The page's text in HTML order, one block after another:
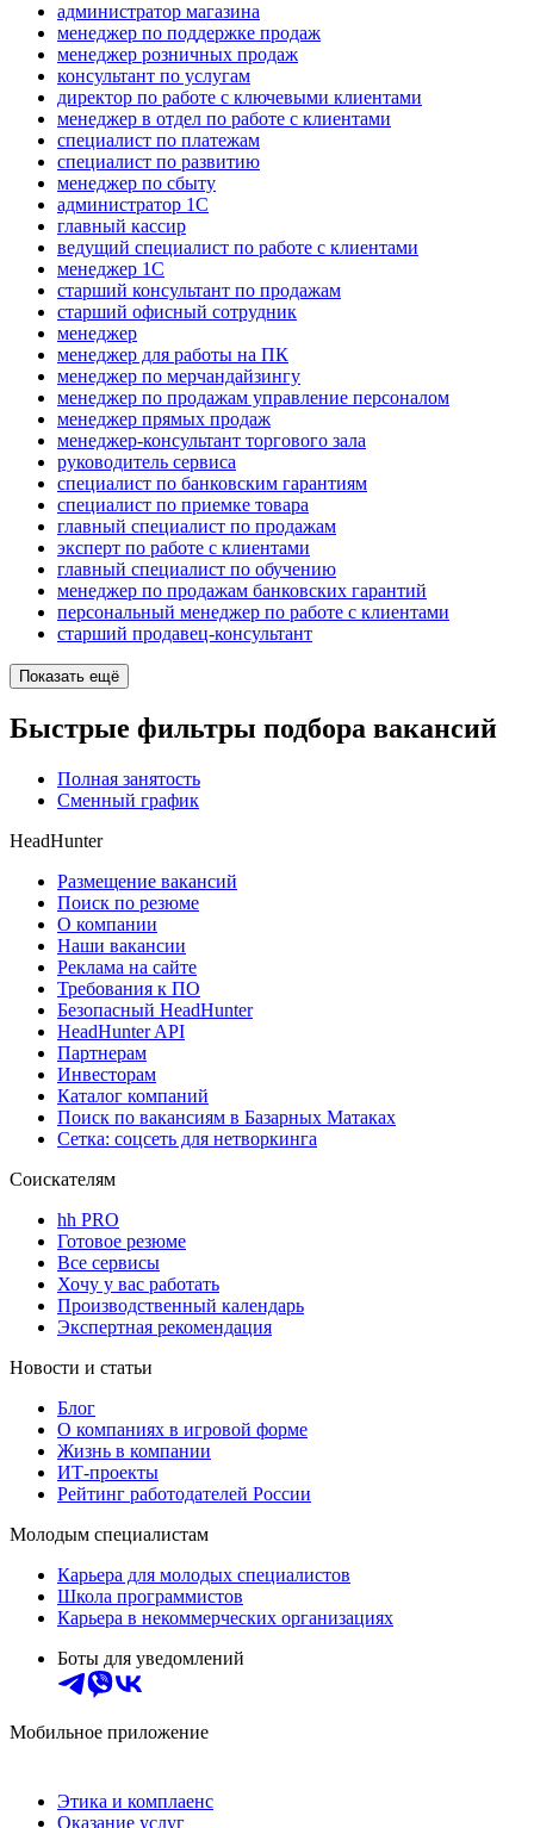
администратор магазина
менеджер по поддержке продаж
менеджер розничных продаж
консультант по услугам
директор по работе с ключевыми клиентами
менеджер в отдел по работе с клиентами
специалист по платежам
специалист по развитию
менеджер по сбыту
администратор 1С
главный кассир
ведущий специалист по работе с клиентами
менеджер 1С
старший консультант по продажам
старший офисный сотрудник
менеджер
менеджер для работы на ПК
менеджер по мерчандайзингу
менеджер по продажам управление персоналом
менеджер прямых продаж
менеджер-консультант торгового зала
руководитель сервиса
специалист по банковским гарантиям
специалист по приемке товара
главный специалист по продажам
эксперт по работе с клиентами
главный специалист по обучению
менеджер по продажам банковских гарантий
персональный менеджер по работе с клиентами
старший продавец-консультант
Показать ещё
Быстрые фильтры подбора вакансий
Полная занятость
Сменный график
HeadHunter
Размещение вакансий
Поиск по резюме
О компании
Наши вакансии
Реклама на сайте
Требования к ПО
Безопасный HeadHunter
HeadHunter API
Партнерам
Инвесторам
Каталог компаний
Поиск по вакансиям в Базарных Матаках
Сетка: соцсеть для нетворкинга
Соискателям
hh PRO
Готовое резюме
Все сервисы
Хочу у вас работать
Производственный календарь
Экспертная рекомендация
Новости и статьи
Блог
О компаниях в игровой форме
Жизнь в компании
ИТ-проекты
Рейтинг работодателей России
Молодым специалистам
Карьера для молодых специалистов
Школа программистов
Карьера в некоммерческих организациях
Боты для уведомлений
Мобильное приложение
Этика и комплаенс
Оказание услуг